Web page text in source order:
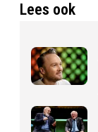
Lees ook